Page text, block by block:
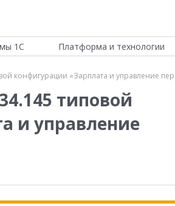
1С Платформа и технологии
конфигурации «Зарплата и управление
типовой
и управление